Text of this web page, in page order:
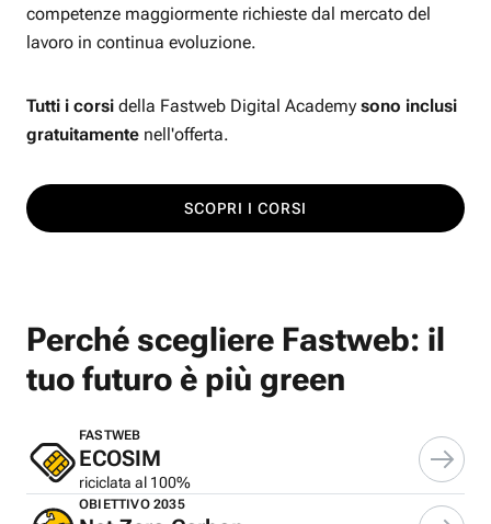
competenze maggiormente richieste dal mercato del
lavoro in continua evoluzione.
Tutti i corsi della Fastweb Digital Academy sono inclusi
gratuitamente nell'offerta.
SCOPRI I CORSI
Perché scegliere Fastweb: il
tuo futuro è più green
FASTWEB
ECOSIM
riciclata al 100%
OBIETTIVO 2035